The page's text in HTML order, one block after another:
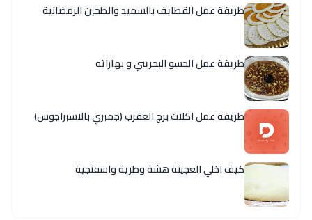
طريقة عمل القطايف بالسميد والطحين الرمضانية
طريقة عمل الحسو البحريني و بهاراته
طريقة عمل اكلات برج العقرب (جمبري بالاسبراجوس)
كيف اخلي العجينة هشة وطرية واسفنجية